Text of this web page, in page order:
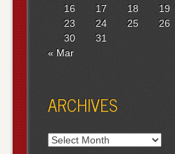
16
17 18 19
23
24 25 26
30
31
« Mar
ARCHIVES
Archives